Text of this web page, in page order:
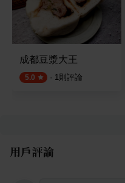
成都豆漿大王
5.0 · 1則評論
用戶評論